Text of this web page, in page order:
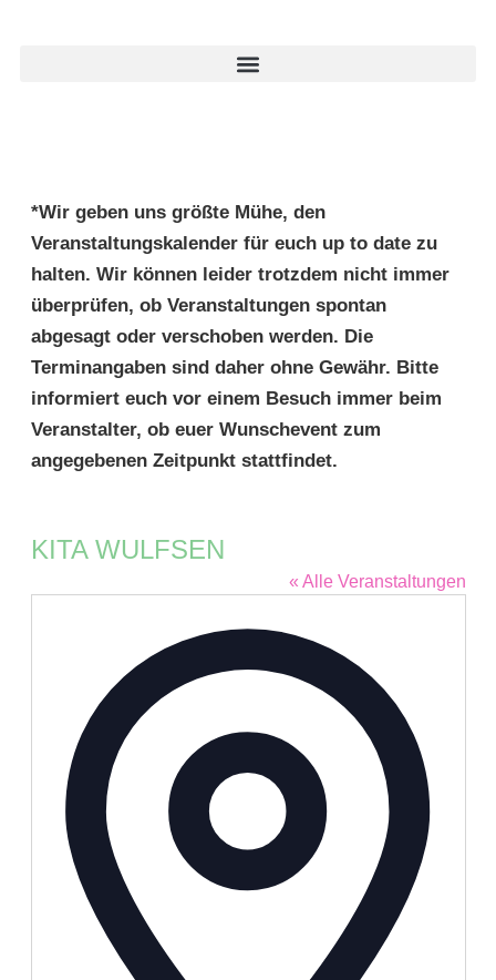
*Wir geben uns größte Mühe, den
Veranstaltungskalender für euch up to date zu
halten. Wir können leider trotzdem nicht immer
überprüfen, ob Veranstaltungen spontan
abgesagt oder verschoben werden. Die
Terminangaben sind daher ohne Gewähr. Bitte
informiert euch vor einem Besuch immer beim
Veranstalter, ob euer Wunschevent zum
angegebenen Zeitpunkt stattfindet.
KITA WULFSEN
« Alle Veranstaltungen